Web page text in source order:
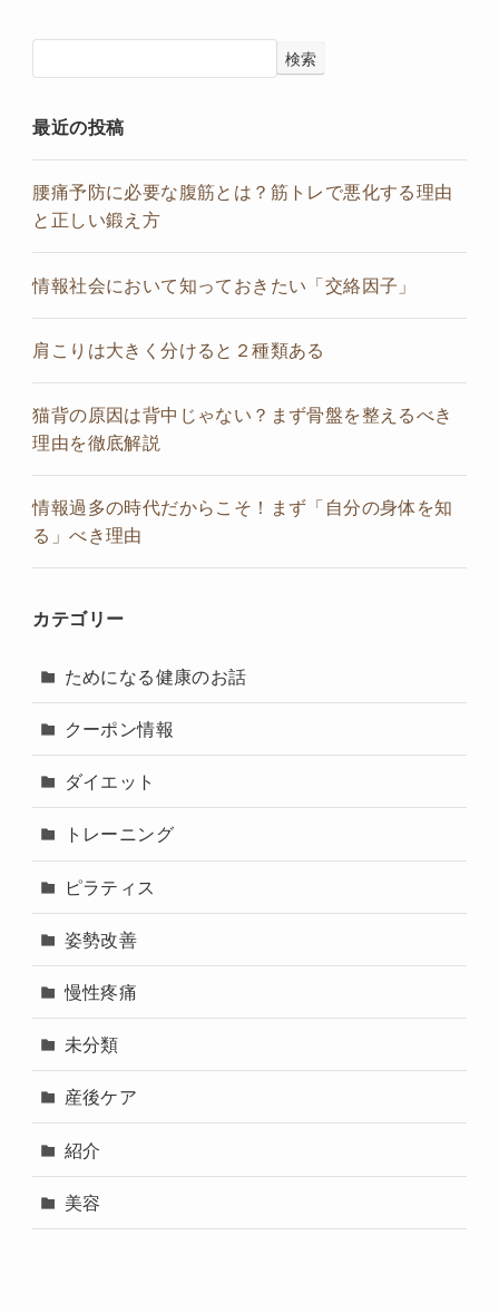
検索
最近の投稿
腰痛予防に必要な腹筋とは？筋トレで悪化する理由
と正しい鍛え方
情報社会において知っておきたい「交絡因子」
肩こりは大きく分けると２種類ある
猫背の原因は背中じゃない？まず骨盤を整えるべき
理由を徹底解説
情報過多の時代だからこそ！まず「自分の身体を知
る」べき理由
カテゴリー
ためになる健康のお話
クーポン情報
ダイエット
トレーニング
ピラティス
姿勢改善
慢性疼痛
未分類
産後ケア
紹介
美容